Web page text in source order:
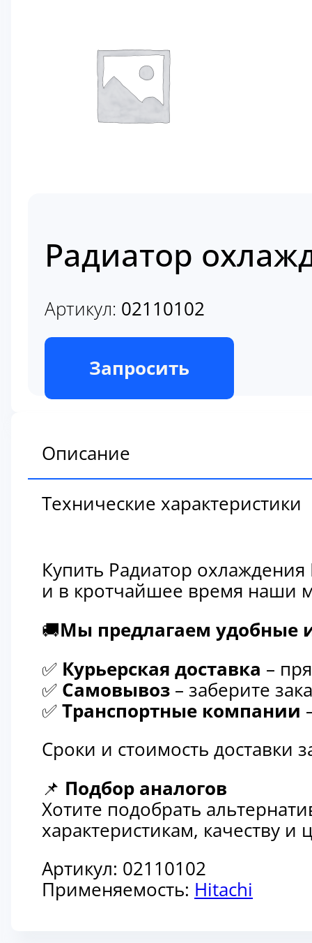
Радиатор
Артикул: 02110102
В наличии
Запросить
Описание
Технические характеристики
Купить Радиатор
и в кротчайшее время наши
🚚Мы предлагаем удобные
✅ Курьерская доставка –
✅ Самовывоз – заберите
✅ Транспортные компании
Сроки и стоимость доставки
📌 Подбор аналогов
Хотите подобрать
характеристикам, качеству
Артикул: 02110102
Применяемость: Hitachi